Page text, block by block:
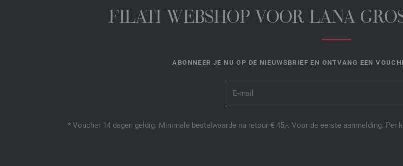
FILATI WEBSHOP VOOR LANA
ABONNEER JE NU OP DE NIEUWSBRIEF EN ONTVANG EEN
* Voucher 14 dagen geldig. Minimale bestelwaarde na retour € 45,-. Voor de eerste aanmelding.